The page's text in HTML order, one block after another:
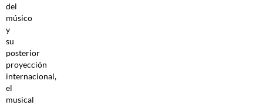
del
músico
y
su
posterior
proyección
internacional,
el
musical